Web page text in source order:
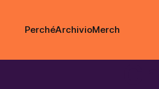
PerchéArchivioMerch